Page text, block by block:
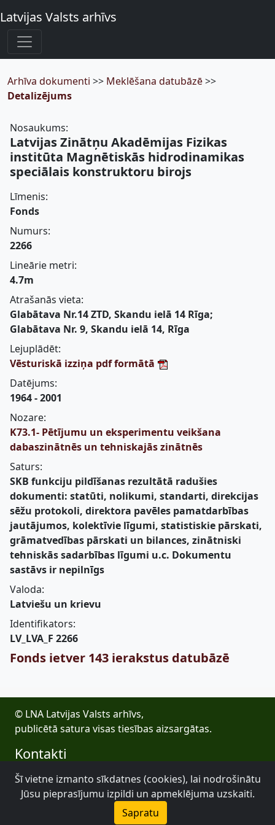
Latvijas Valsts arhīvs
Arhīva dokumenti >> Meklēšana datubāzē>>
Detalizējums
Nosaukums:
Latvijas Zinātņu Akadēmijas Fizikas
institūta Magnētiskās hidrodinamikas
speciālais konstruktoru birojs
Līmenis:
Fonds
Numurs:
2266
Lineārie metri:
4.7m
Atrašanās vieta:
Glabātava Nr.14 ZTD, Skandu ielā 14 Rīga;
Glabātava Nr. 9, Skandu ielā 14, Rīga
Lejuplādēt:
Vēsturiskā izziņa pdf formātā
Datējums:
1964 - 2001
Nozare:
K73.1- Pētījumu un eksperimentu veikšana
dabaszinātnēs un tehniskajās zinātnēs
Saturs:
SKB funkciju pildīšanas rezultātā radušies
dokumenti: statūti, nolikumi, standarti, direkcijas
sēžu protokoli, direktora pavēles pamatdarbības
jautājumos, kolektīvie līgumi, statistiskie pārskati,
grāmatvedības pārskati un bilances, zinātniski
tehniskās sadarbības līgumi u.c. Dokumentu
sastāvs ir nepilnīgs
Valoda:
Latviešu un krievu
Identifikators:
LV_LVA_F 2266
Fonds ietver 143 ierakstus datubāzē
© LNA Latvijas Valsts arhīvs,
publicētā satura visas tiesības aizsargātas.
Kontakti
E-pasts: lva@arhivi.gov.lv
Tālrunis: +371 20027447
Bezdelīgu 1A, Rīga
Šī vietne izmanto sīkdatnes (cookies), lai nodrošinātu
Jūsu pieprasījumu izpildi un apmeklējuma uzskaiti.
Sapratu